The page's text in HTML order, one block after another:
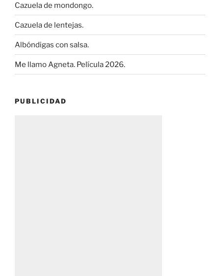
Cazuela de mondongo.
Cazuela de lentejas.
Albóndigas con salsa.
Me llamo Agneta. Película 2026.
PUBLICIDAD